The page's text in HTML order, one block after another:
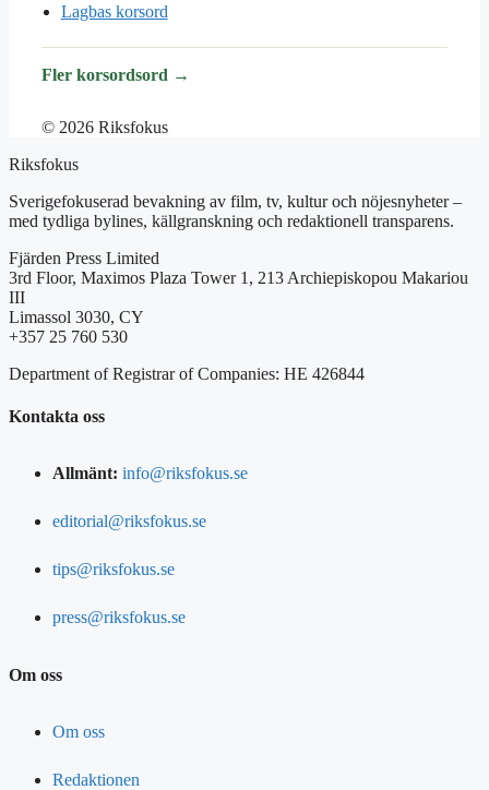
Lagbas korsord
Fler korsordsord →
© 2026 Riksfokus
Riksfokus
Sverigefokuserad bevakning av film, tv, kultur och nöjesnyheter –
med tydliga bylines, källgranskning och redaktionell transparens.
Fjärden Press Limited
3rd Floor, Maximos Plaza Tower 1, 213 Archiepiskopou Makariou
III
Limassol 3030, CY
+357 25 760 530
Department of Registrar of Companies: HE 426844
Kontakta oss
Allmänt: info@riksfokus.se
editorial@riksfokus.se
tips@riksfokus.se
press@riksfokus.se
Om oss
Om oss
Redaktionen